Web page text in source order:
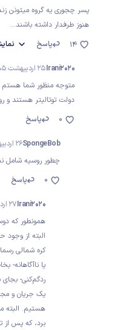
پسر چجوری یه گروه میتونن
هنوز طرفدار داشته باشند...
پاسخ
14
Irani202025 اردیبهشت 1405
متوجه منظور شما
دولت توتالیتر هستند و
پاسخ
0
SpongeBob26 اردیبهشت 1405
چطور روسیه شامل
پاسخ
0
Irani202027 اردیبهشت 1405
همونطور که
البته از
کره شمالی
یا ناآگاهانه-
ردگم‌کنی- بجای
یک جریان و
هستیم. البته
برد، که پس از